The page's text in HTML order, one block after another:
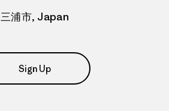
三浦市, Japan
Sign Up